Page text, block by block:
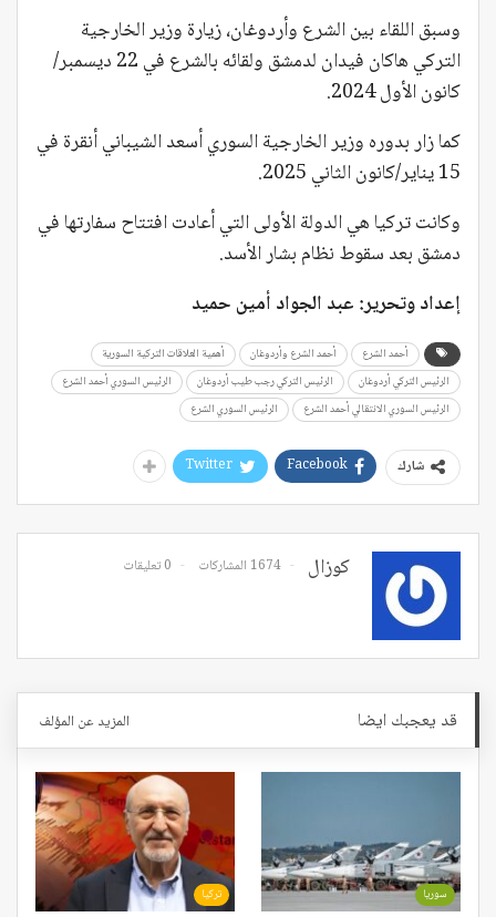
وسبق اللقاء بين الشرع وأردوغان، زيارة وزير الخارجية
التركي هاكان فيدان لدمشق ولقائه بالشرع في 22 ديسمبر/
كانون الأول 2024.
كما زار بدوره وزير الخارجية السوري أسعد الشيباني أنقرة في
15 يناير/كانون الثاني 2025.
وكانت تركيا هي الدولة الأولى التي أعادت افتتاح سفارتها في
دمشق بعد سقوط نظام بشار الأسد.
إعداد وتحرير: عبد الجواد أمين حميد
أحمد الشرع أحمد الشرع وأردوغان
أهمية العلاقات التركية السورية
الرئيس التركي أردوغان
الرئيس التركي رجب طيب أردوغان
الرئيس السوري أحمد الشرع
الرئيس السوري الانتقالي أحمد الشرع
الرئيس السوري الشرع
شارك Facebook
Twitter
كوزال 1674 المشاركات 0 تعليقات
قد يعجبك ايضا المزيد عن المؤلف
سوريا تركيا